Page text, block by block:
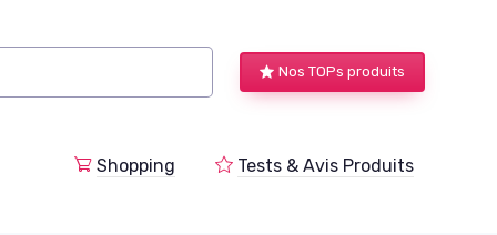
Nos TOPs produits
Shopping Tests & Avis Produits